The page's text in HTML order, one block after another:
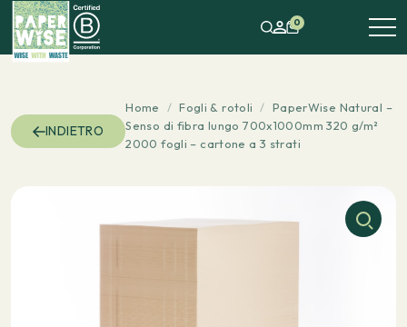
0
INDIETRO
Home / Fogli & rotoli / PaperWise Natural –
Senso di fibra lungo 700x1000mm 320 g/m²
2000 fogli – cartone a 3 strati